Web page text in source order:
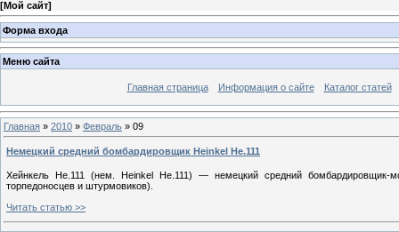
[Мой сайт]
Форма входа
Меню сайта
Главная страница Информация о сайте Каталог статей
Главная » 2010 » Февраль » 09
Немецкий средний бомбардировщик Heinkel He.111
Хейнкель He.111 (нем. Heinkel He.111) — немецкий средний
торпедоносцев и штурмовиков).
Читать статью >>